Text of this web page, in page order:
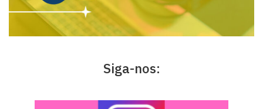
Siga-nos: